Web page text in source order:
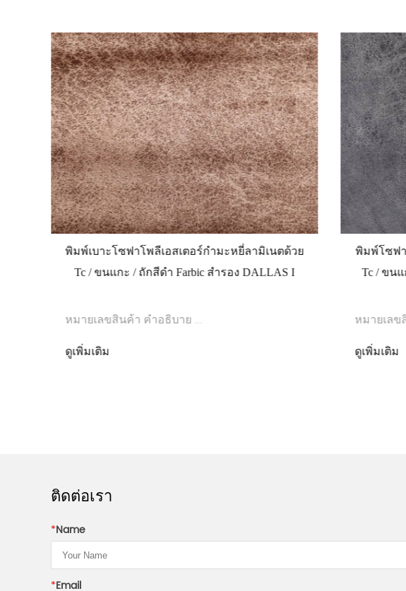
พิมพ์เบาะโซฟาโพลีเอสเตอร์กำมะหยี่ลามิเนตด้วย
Tc / ขนแกะ / ถักสีดำ Farbic สำรอง DALLAS I
หมายเลขสินค้า คำอธิบาย ...
ดูเพิ่มเติม
พิมพ์โซฟา
Tc / ขน
หมายเลข
ดูเพิ่มเติม
ติดต่อเรา
*Name
*Email